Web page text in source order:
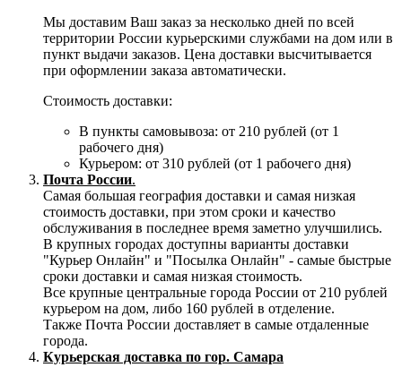
Мы доставим Ваш заказ за несколько дней по всей
территории России курьерскими службами на дом или в
пункт выдачи заказов. Цена доставки высчитывается
при оформлении заказа автоматически.
Стоимость доставки:
В пункты самовывоза: от 210 рублей (от 1
рабочего дня)
Курьером: от 310 рублей (от 1 рабочего дня)
Почта России.
Самая большая география доставки и самая низкая
стоимость доставки, при этом сроки и качество
обслуживания в последнее время заметно улучшились.
В крупных городах доступны варианты доставки
"Курьер Онлайн" и "Посылка Онлайн" - самые быстрые
сроки доставки и самая низкая стоимость.
Все крупные центральные города России от 210 рублей
курьером на дом, либо 160 рублей в отделение.
Также Почта России доставляет в самые отдаленные
города.
Курьерская доставка по гор. Самара